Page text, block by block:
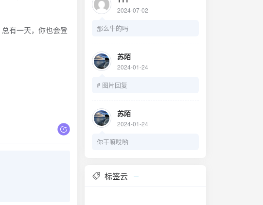
有一天，你也会登
2024-07-02
那么牛的吗
苏陌
2024-01-24
# 图片回复
苏陌
2024-01-24
你干嘛哎哟
标签云